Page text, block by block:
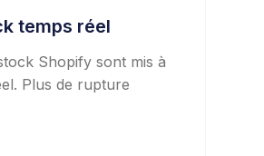
temps réel
Shopify sont mis à
Plus de rupture